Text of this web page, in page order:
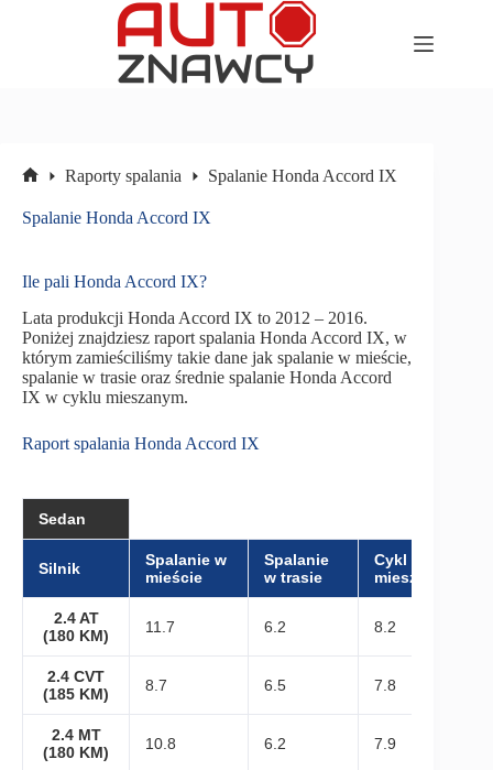
główna
Raporty spalania Spalanie Honda Accord IX
Spalanie Honda Accord IX
Ile pali Honda Accord IX?
Lata produkcji Honda Accord IX to 2012 – 2016.
Poniżej znajdziesz raport spalania Honda Accord IX, w
którym zamieściliśmy takie dane jak spalanie w mieście,
spalanie w trasie oraz średnie spalanie Honda Accord
IX w cyklu mieszanym.
Raport spalania Honda Accord IX
Sedan
Silnik
Spalanie w
mieście
Spalanie
w trasie
Cykl
mieszany
2.4 AT
(180 KM)
11.7 6.2 8.2
2.4 CVT
(185 KM)
8.7 6.5 7.8
2.4 MT
(180 KM)
10.8 6.2 7.9